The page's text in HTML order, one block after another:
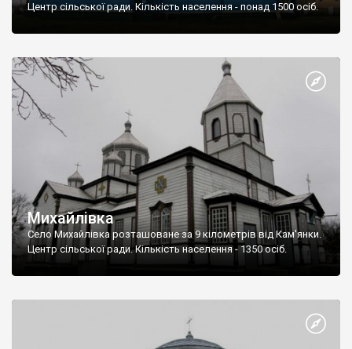
Центр сільської ради. Кількість населення - понад 1500 осіб.
Михайлівка
Село Михайлівка розташоване за 9 кілометрів від Кам'янки.
Центр сільської ради. Кількість населення - 1350 осіб.